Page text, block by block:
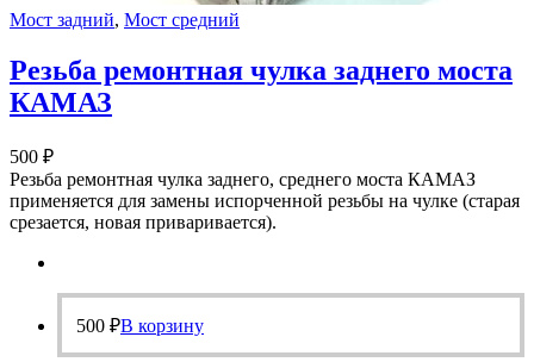
Мост задний, Мост средний
Резьба ремонтная чулка заднего моста
КАМАЗ
500 ₽
Резьба ремонтная чулка заднего, среднего моста КАМАЗ
применяется для замены испорченной резьбы на чулке (старая
срезается, новая приваривается).
500 ₽В корзину